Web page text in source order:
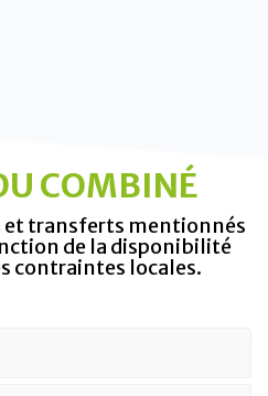
COMBINÉ
et transferts mentionnés
de la disponibilité
contraintes locales.